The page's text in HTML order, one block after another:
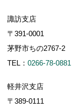
諏訪支店
〒391-0001
茅野市ちの2767-2
TEL： 0266-78-0881
軽井沢支店
〒389-0111